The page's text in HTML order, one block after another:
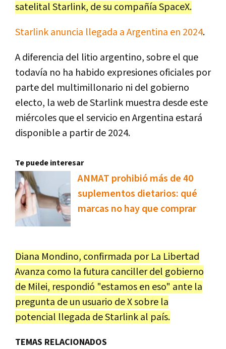
satelital Starlink, de su compañía SpaceX.
Starlink anuncia llegada a Argentina en 2024.
A diferencia del litio argentino, sobre el que
todavía no ha habido expresiones oficiales por
parte del multimillonario ni del gobierno
electo, la web de Starlink muestra desde este
miércoles que el servicio en Argentina estará
disponible a partir de 2024.
Te puede interesar
ANMAT prohibió más de 40
suplementos dietarios: qué
marcas no hay que comprar
Diana Mondino, confirmada por La Libertad
Avanza como la futura canciller del gobierno
de Milei, respondió "estamos en eso" ante la
pregunta de un usuario de X sobre la
potencial llegada de Starlink al país.
TEMAS RELACIONADOS